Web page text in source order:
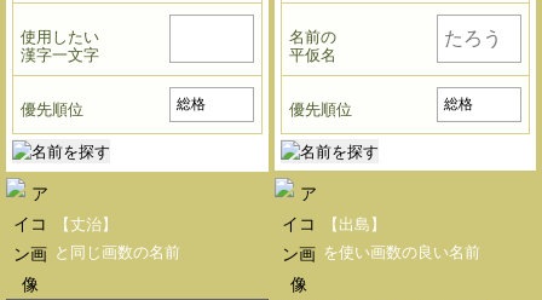
使用したい
漢字一文字
優先順位
名前の
平仮名
優先順位
【丈治】
と同じ画数の名前
【出島】
を使い画数の良い名前